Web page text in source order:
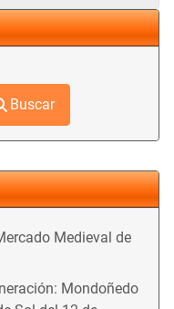
Buscar
Medieval de
Mondoñedo